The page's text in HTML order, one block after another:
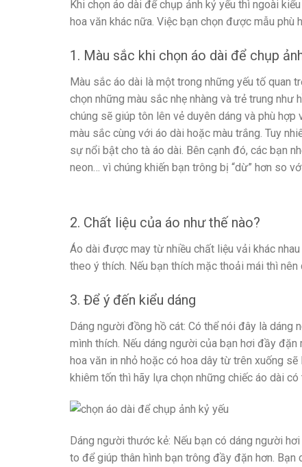
Khi chọn áo dài để chụp ảnh kỷ yếu thì ngoài
hoa văn khác nữa. Việc bạn chọn được mẫu
1. Màu sắc khi chọn áo dài để chụp
Màu sắc áo dài là một trong những yếu tố quan
chọn những màu sắc nhẹ nhàng và trẻ trung như
chúng sẽ giúp tôn lên vẻ duyên dáng và phù
màu sắc cùng với áo dài hoặc màu trắng. Tuy
sự nổi bật cho tà áo dài. Bên cạnh đó, các bạn
neon… vì chúng khiến bạn trông bị “dừ” hơn so
2. Chất liệu của áo như thế nào?
Áo dài được may từ nhiều chất liệu vải khác
theo ý thích. Nếu bạn thích mặc thoải mái thì
3. Để ý đến kiểu dáng
Dáng người đồng hồ cát: Có thể nói đây là dáng
mình thích. Nếu dáng người của bạn hơi đầy
hoa văn in nhỏ hoặc có hoa dây từ trên xuống
khiêm tốn thì hãy lựa chọn những chiếc áo dài
Dáng người thước kẻ: Nếu bạn có dáng người
to để giúp thân hình bạn trông đầy đặn hơn.